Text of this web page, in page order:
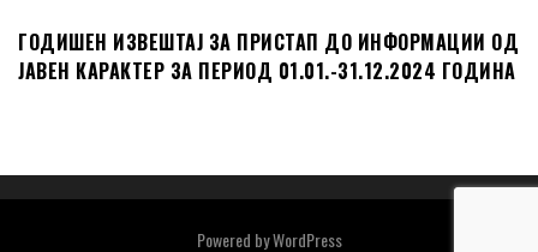
ГОДИШЕН ИЗВЕШТАЈ ЗА ПРИСТАП ДО ИНФОРМАЦИИ ОД
ЈАВЕН КАРАКТЕР ЗА ПЕРИОД 01.01.-31.12.2024 ГОДИНА
Powered byWordPress